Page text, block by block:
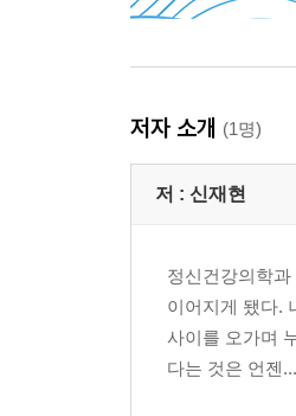
저자 소개 (1명)
저 : 신재현
정신건강의학
이어지게 됐다.
사이를 오가며
다는 것은 언젠...